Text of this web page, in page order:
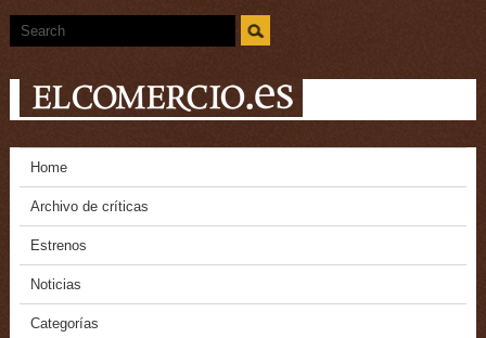
Home
Archivo de críticas
Estrenos
Noticias
Categorías